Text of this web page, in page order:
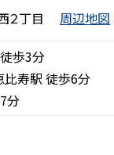
２丁目 周辺地図
歩3分
比寿駅 徒歩6分
分